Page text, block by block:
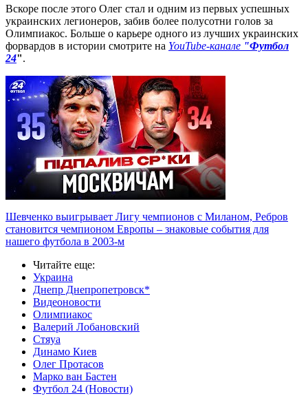
Вскоре после этого Олег стал и одним из первых успешных
украинских легионеров, забив более полусотни голов за
Олимпиакос. Больше о карьере одного из лучших украинских
форвардов в истории смотрите на YouTube-канале "Футбол
24".
Шевченко выигрывает Лигу чемпионов с Миланом, Ребров
становится чемпионом Европы – знаковые события для
нашего футбола в 2003-м
Читайте еще:
Украина
Днепр Днепропетровск*
Видеоновости
Олимпиакос
Валерий Лобановский
Стяуа
Динамо Киев
Олег Протасов
Марко ван Бастен
Футбол 24 (Новости)